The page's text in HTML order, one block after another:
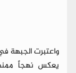
واعتبرت الجبهة
يعكس نهجاً